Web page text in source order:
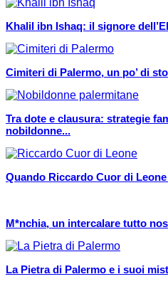
Khalil ibn Ishaq: il signore
Cimiteri di Palermo, un po’ di
Tra dote e clausura: strategie
nobildonne...
Quando Riccardo Cuor di
M*nchia, un intercalare tutto
La Pietra di Palermo e i suoi